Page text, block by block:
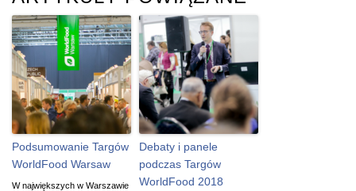
Podsumowanie Targów
WorldFood Warsaw
W największych w Warszawie
Debaty i panele
podczas Targów
WorldFood 2018